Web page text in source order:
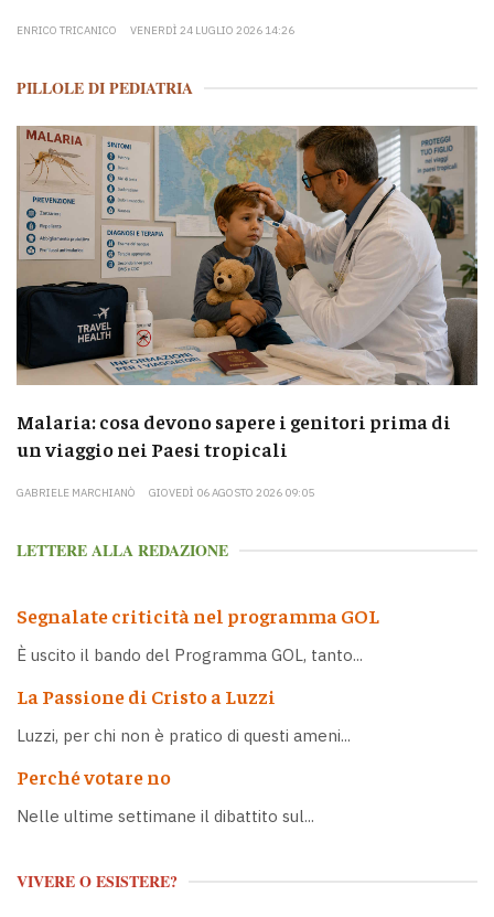
ENRICO TRICANICO VENERDÌ 24 LUGLIO 2026 14:26
PILLOLE DI PEDIATRIA
Malaria: cosa devono sapere i genitori prima di
un viaggio nei Paesi tropicali
GABRIELE MARCHIANÒ GIOVEDÌ 06 AGOSTO 2026 09:05
LETTERE ALLA REDAZIONE
Segnalate criticità nel programma GOL
È uscito il bando del Programma GOL, tanto...
La Passione di Cristo a Luzzi
Luzzi, per chi non è pratico di questi ameni...
Perché votare no
Nelle ultime settimane il dibattito sul...
VIVERE O ESISTERE?